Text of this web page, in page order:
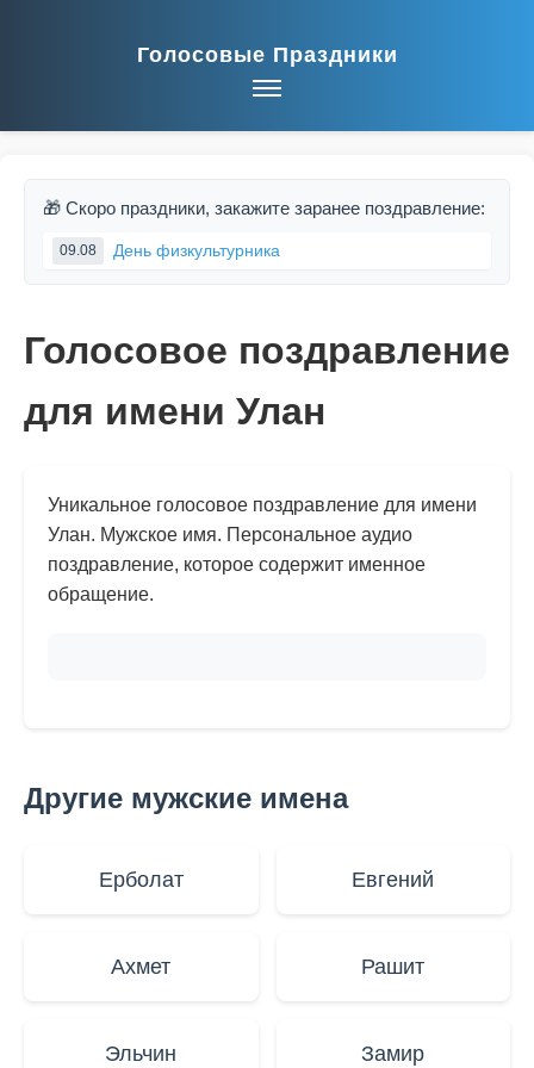
Голосовые Праздники
🎁 Скоро праздники, закажите заранее поздравление:
09.08 День физкультурника
Голосовое поздравление
для имени Улан
Уникальное голосовое поздравление для имени
Улан. Мужское имя. Персональное аудио
поздравление, которое содержит именное
обращение.
Другие мужские имена
Ерболат Евгений
Ахмет Рашит
Эльчин Замир